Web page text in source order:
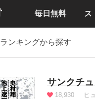
毎日無料 ス
ランキングから探す
サンクチュ
18,930 ヒ